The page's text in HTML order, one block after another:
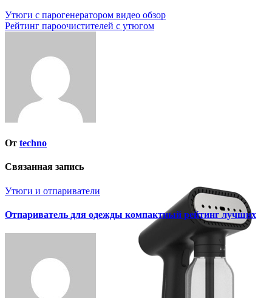
Навигация
по
Утюги с парогенератором видео обзор
Рейтинг пароочистителей с утюгом
От techno
Связанная запись
Утюги и отпариватели
Отпариватель для одежды компактный рейтинг лучших